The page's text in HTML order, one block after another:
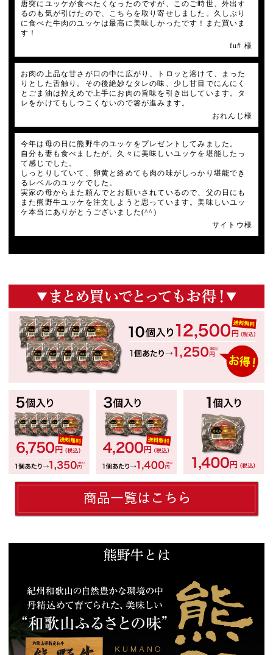
唐突にユッケが食べたくなったのですが、このご時世、外出す
るのも気が引けたので、こちらを取り寄せしました。久しぶり
に食べた牛肉のユッケは最高に美味しかったです！また買いま
す！
fu# 様
お肉の上品な甘さが口の中に広がり、トロッと溶けて、まった
りとした舌触り。その後絶妙なタレの味、少し甘目でにんにく
とごま油は控えめで上手にお肉の旨味を引き出しています。タ
レをかけてもしつこくないので箸が進みます。
おれんじ様
今年は母の日に熊野牛のユッケをプレゼントしてみました。
自分も妻も食べましたが、久々に美味しいユッケを堪能したっ
て感じでした。
しっとりしていて、卵黄と絡めても肉の味がしっかり堪能でき
るレベルのユッケでした。
実家の母からまた頼んでとお願いされているので、父の日にも
また熊野牛ユッケを注文しようと思っています。美味しいユッ
ケ本当にありがとうございました(^^)
サイトウ様